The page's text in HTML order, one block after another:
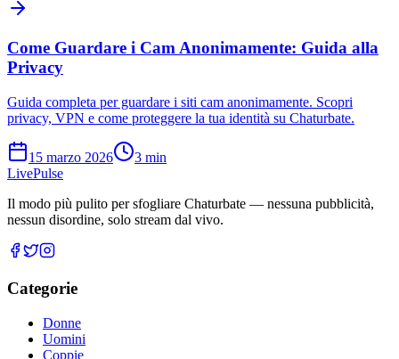
Come Guardare i Cam Anonimamente: Guida alla
Privacy
Guida completa per guardare i siti cam anonimamente. Scopri
privacy, VPN e come proteggere la tua identità su Chaturbate.
15 marzo 2026 3 min
LivePulse
Il modo più pulito per sfogliare Chaturbate — nessuna pubblicità,
nessun disordine, solo stream dal vivo.
Categorie
Donne
Uomini
Coppie